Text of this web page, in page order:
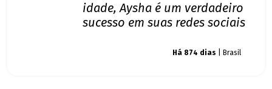
idade, Aysha é um verdadeiro
sucesso em suas redes sociais
Há 874 dias | Brasil